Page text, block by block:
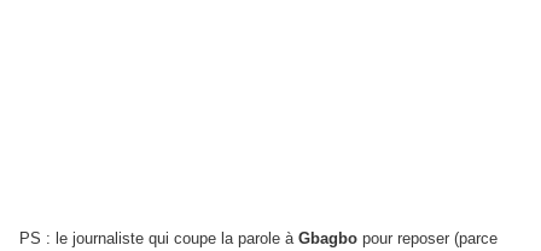
PS : le journaliste qui coupe la parole à Gbagbo pour reposer (parce